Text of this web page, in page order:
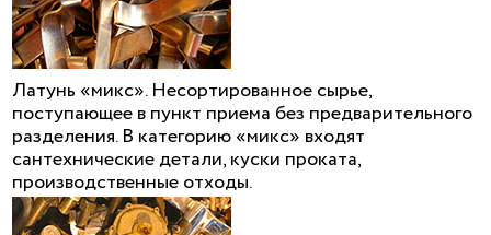
Латунь «микс». Несортированное сырье,
поступающее в пункт приема без предварительного
разделения. В категорию «микс» входят
сантехнические детали, куски проката,
производственные отходы.